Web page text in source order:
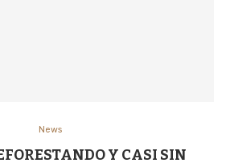
News
Y CASI SIN